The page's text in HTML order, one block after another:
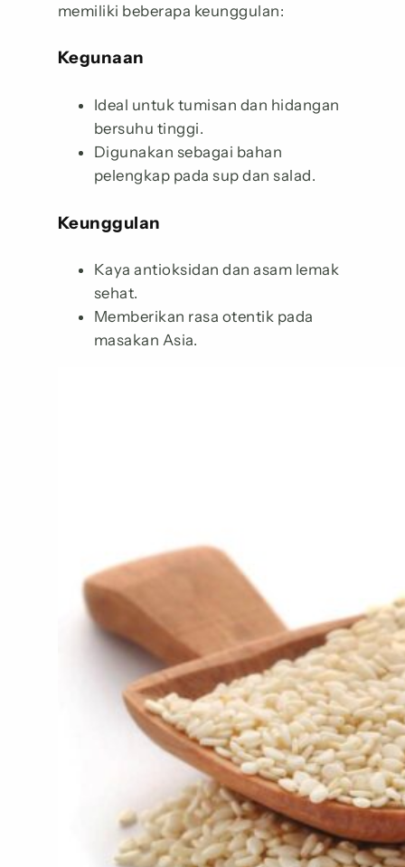
memiliki beberapa keunggulan:
Kegunaan
Ideal untuk tumisan dan hidangan
bersuhu tinggi.
Digunakan sebagai bahan
pelengkap pada sup dan salad.
Keunggulan
Kaya antioksidan dan asam lemak
sehat.
Memberikan rasa otentik pada
masakan Asia.